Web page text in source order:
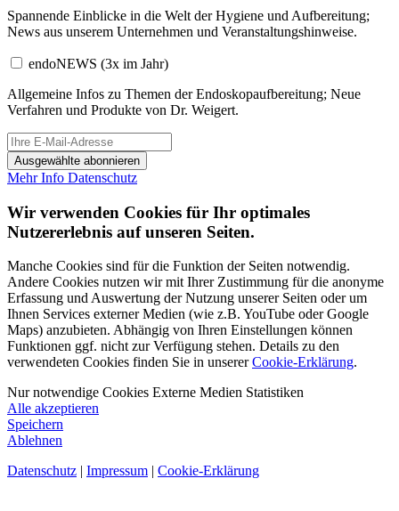
Spannende Einblicke in die Welt der Hygiene und Aufbereitung;
News aus unserem Unternehmen und Veranstaltungshinweise.
endoNEWS (3x im Jahr)
Allgemeine Infos zu Themen der Endoskopaufbereitung; Neue
Verfahren und Produkte von Dr. Weigert.
Ausgewählte abonnieren
Mehr Info Datenschutz
Wir verwenden Cookies für Ihr optimales
Nutzererlebnis auf unseren Seiten.
Manche Cookies sind für die Funktion der Seiten notwendig.
Andere Cookies nutzen wir mit Ihrer Zustimmung für die anonyme
Erfassung und Auswertung der Nutzung unserer Seiten oder um
Ihnen Services externer Medien (wie z.B. YouTube oder Google
Maps) anzubieten. Abhängig von Ihren Einstellungen können
Funktionen ggf. nicht zur Verfügung stehen. Details zu den
verwendeten Cookies finden Sie in unsererCookie-Erklärung.
Nur notwendige Cookies Externe Medien Statistiken
Alle akzeptieren
Speichern
Ablehnen
Datenschutz | Impressum | Cookie-Erklärung